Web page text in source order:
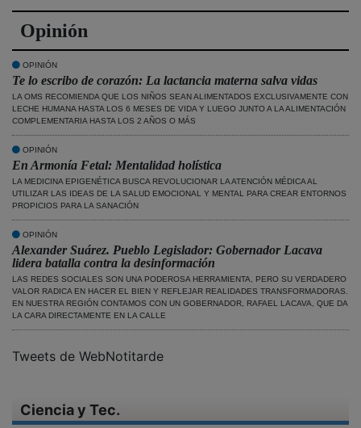
Opinión
OPINIÓN
Te lo escribo de corazón: La lactancia materna salva vidas
LA OMS RECOMIENDA QUE LOS NIÑOS SEAN ALIMENTADOS EXCLUSIVAMENTE CON
LECHE HUMANA HASTA LOS 6 MESES DE VIDA Y LUEGO JUNTO A LA ALIMENTACIÓN
COMPLEMENTARIA HASTA LOS 2 AÑOS O MÁS
OPINIÓN
En Armonía Fetal: Mentalidad holística
LA MEDICINA EPIGENÉTICA BUSCA REVOLUCIONAR LA ATENCIÓN MÉDICA AL
UTILIZAR LAS IDEAS DE LA SALUD EMOCIONAL Y MENTAL PARA CREAR ENTORNOS
PROPICIOS PARA LA SANACIÓN
OPINIÓN
Alexander Suárez. Pueblo Legislador: Gobernador Lacava
lidera batalla contra la desinformación
LAS REDES SOCIALES SON UNA PODEROSA HERRAMIENTA, PERO SU VERDADERO
VALOR RADICA EN HACER EL BIEN Y REFLEJAR REALIDADES TRANSFORMADORAS.
EN NUESTRA REGIÓN CONTAMOS CON UN GOBERNADOR, RAFAEL LACAVA, QUE DA
LA CARA DIRECTAMENTE EN LA CALLE
Tweets de WebNotitarde
Ciencia y Tec.